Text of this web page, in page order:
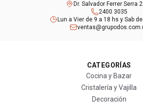
Dr. Salvador Ferrer Serra
2400 3035
Lun a Vier de 9 a 18 hs y Sab
CATEGORÍAS
Cocina y Bazar
Cristalería y Vajilla
Decoración